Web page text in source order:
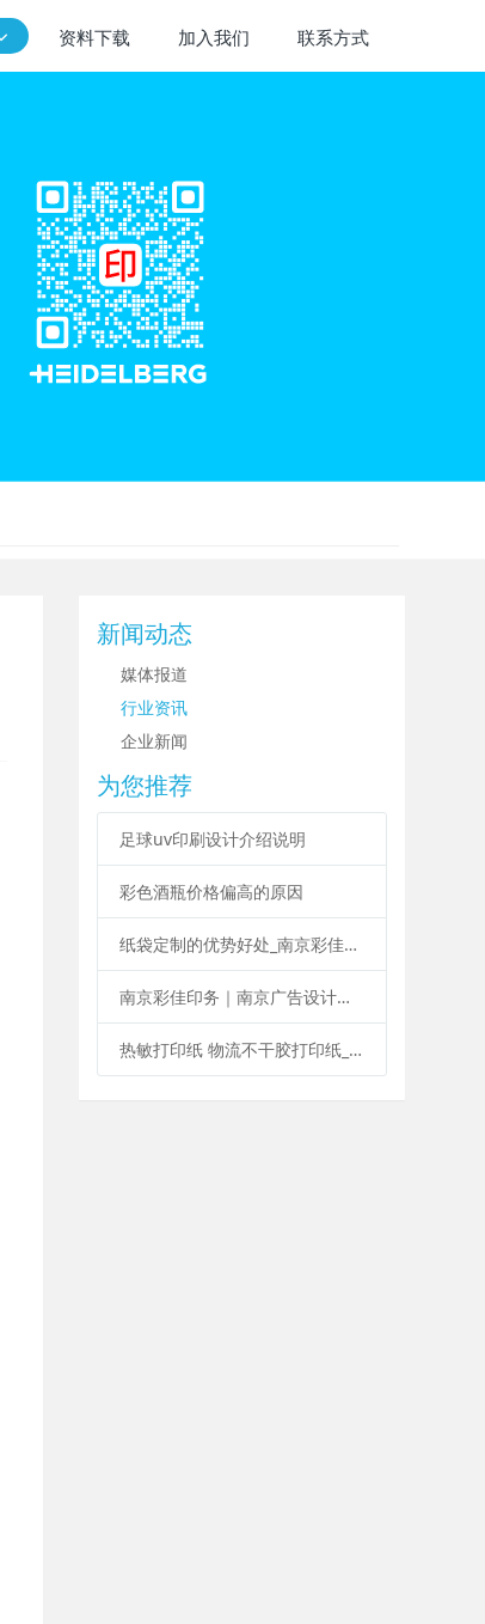
资料下载 加入我们 联系方式
新闻动态
媒体报道
行业资讯
企业新闻
为您推荐
足球uv印刷设计介绍说明
彩色酒瓶价格偏高的原因
纸袋定制的优势好处_南京彩佳印务纸袋定制印刷
南京彩佳印务｜南京广告设计印刷制作一站式服务
热敏打印纸 物流不干胶打印纸_南京彩佳印务专业标签印刷